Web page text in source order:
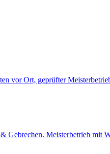
vor Ort, geprüfter
Gebrechen. Meisterbetrieb mit